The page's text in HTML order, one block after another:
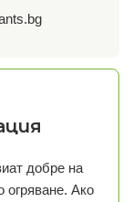
добре на
огряване. Ако